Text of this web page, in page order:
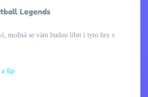
Legends
možná se vám budou líbit i tyto hry s
šíp